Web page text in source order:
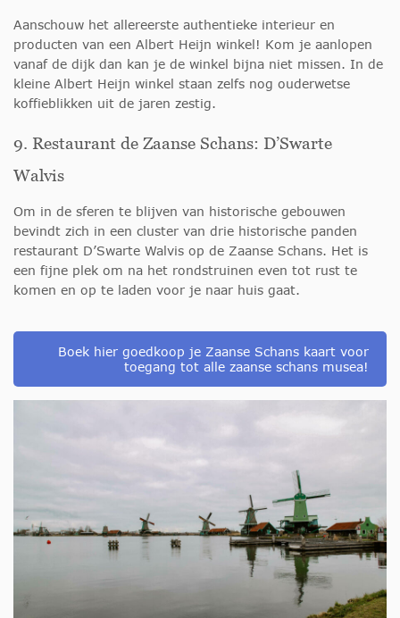
Aanschouw het allereerste authentieke interieur en
producten van een Albert Heijn winkel! Kom je aanlopen
vanaf de dijk dan kan je de winkel bijna niet missen. In de
kleine Albert Heijn winkel staan zelfs nog ouderwetse
koffieblikken uit de jaren zestig.
9. Restaurant de Zaanse Schans: D’Swarte
Walvis
Om in de sferen te blijven van historische gebouwen
bevindt zich in een cluster van drie historische panden
restaurant D’Swarte Walvis op de Zaanse Schans. Het is
een fijne plek om na het rondstruinen even tot rust te
komen en op te laden voor je naar huis gaat.
Boek hier goedkoop je Zaanse Schans kaart voor
toegang tot alle zaanse schans musea!